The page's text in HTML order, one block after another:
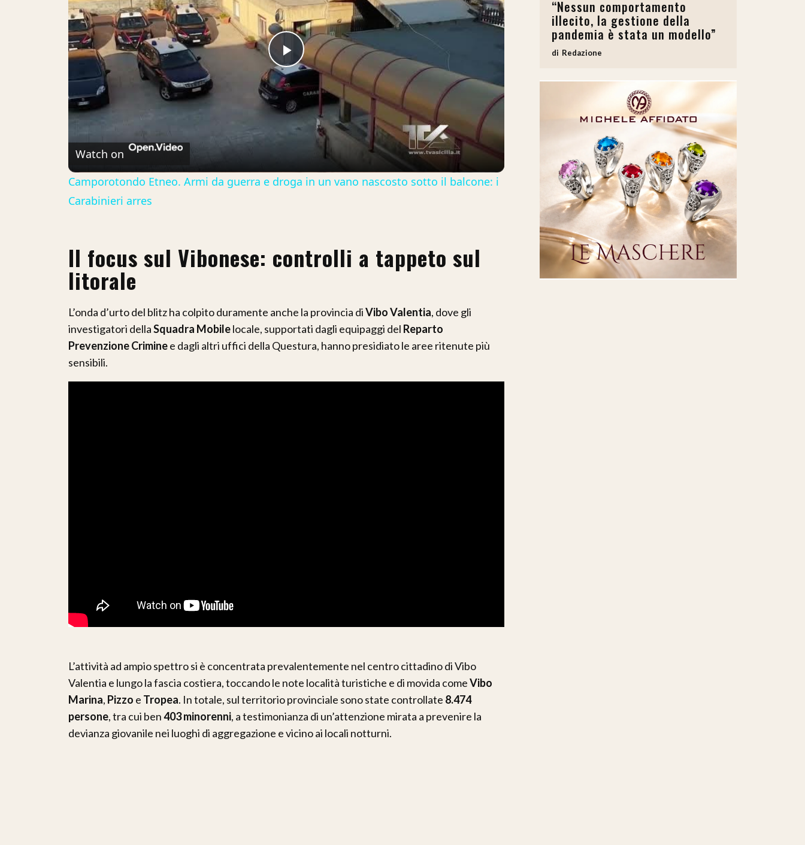
Play
Video
Watch on
Camporotondo Etneo. Armi da guerra e droga in un vano nascosto sotto il balcone: i
Carabinieri arres
Il focus sul Vibonese: controlli a tappeto sul
litorale
L’onda d’urto del blitz ha colpito duramente anche la provincia diVibo Valentia, dove gli
investigatori dellaSquadra Mobilelocale, supportati dagli equipaggi del Reparto
Prevenzione Criminee dagli altri uffici della Questura, hanno presidiato le aree ritenute più
sensibili.
L’attività ad ampio spettro si è concentrata prevalentemente nel centro cittadino di Vibo
Valentia e lungo la fascia costiera, toccando le note località turistiche e di movida comeVibo
Marina, Pizzo e Tropea. In totale, sul territorio provinciale sono state controllate 8.474
persone, tra cui ben403 minorenni, a testimonianza di un’attenzione mirata a prevenire la
devianza giovanile nei luoghi di aggregazione e vicino ai locali notturni.
“Nessun comportamento
illecito, la gestione della
pandemia è stata un modello”
Redazione